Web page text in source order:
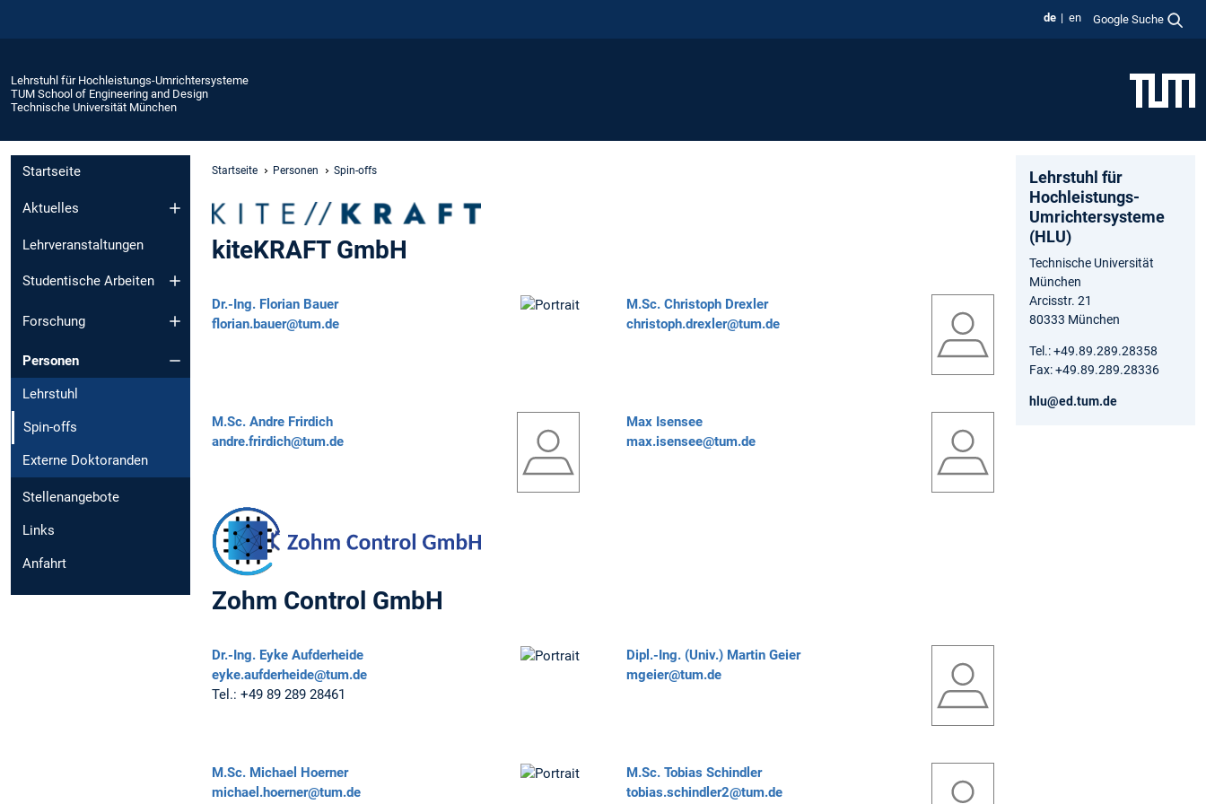
de en Google Suche
Lehrstuhl für Hochleistungs-Umrichtersysteme
TUM School of Engineering and Design
Technische Universität München
Startseite
Aktuelles
Lehrveranstaltungen
Studentische Arbeiten
Forschung
Personen
Lehrstuhl
Spin-offs
Externe Doktoranden
Stellenangebote
Links
Anfahrt
Startseite Personen Spin-offs
kiteKRAFT GmbH
Dr.-Ing. Florian Bauer
florian.bauer@tum.de
M.Sc. Christoph Drexler
christoph.drexler@tum.de
M.Sc. Andre Frirdich
andre.frirdich@tum.de
Max Isensee
max.isensee@tum.de
Zohm Control GmbH
Dr.-Ing. Eyke Aufderheide
eyke.aufderheide@tum.de
Tel.: +49 89 289 28461
Dipl.-Ing. (Univ.) Martin Geier
mgeier@tum.de
M.Sc. Michael Hoerner
michael.hoerner@tum.de
M.Sc. Tobias Schindler
tobias.schindler2@tum.de
Lehrstuhl für
Hochleistungs-
Umrichtersysteme
(HLU)
Technische Universität
München
Arcisstr. 21
80333 München
Tel.: +49.89.289.28358
Fax: +49.89.289.28336
hlu@ed.tum.de